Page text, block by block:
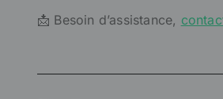
📩 Besoin d’assistance,